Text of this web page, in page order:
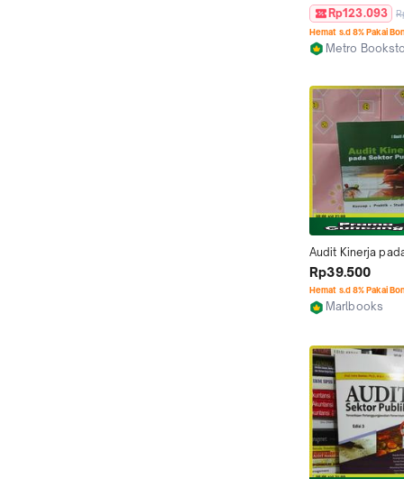
Publik - I Gusti
SLM
Rp123.093
Hemat s.d 8% Pakai
Metro
Audit Kinerja
publik by I Gusti
Rp39.500
Hemat s.d 8% Pakai
Marlbooks